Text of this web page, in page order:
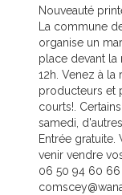
Nouveauté
La commune
organise un
place devant la
12h. Venez à la
producteurs et
courts!.
samedi,
Entrée
venir vendre
06 50 94 60